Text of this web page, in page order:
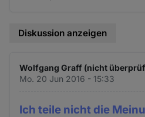
Diskussion anzeigen
Wolfgang Graff (nicht
Mo. 20 Jun 2016 - 15:33
Ich teile nicht die